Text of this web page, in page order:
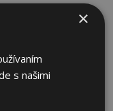
×
s našimi